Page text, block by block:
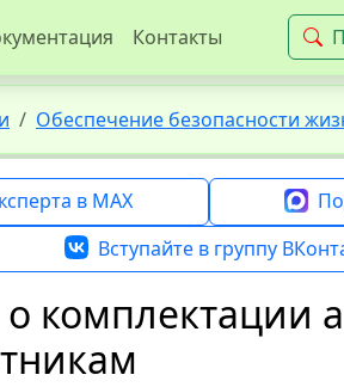
Контакты
Обеспечение безопасности
в MAX
Вступайте в группу
комплектации